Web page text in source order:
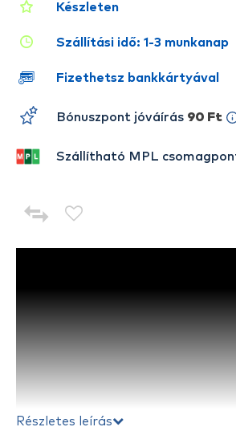
Részletes leírás
Készleten
Szállítási idő: 1-3 munkanap
Fizethetsz bankkártyával
Bónuszpont jóváírás 90 Ft
Szállítható MPL